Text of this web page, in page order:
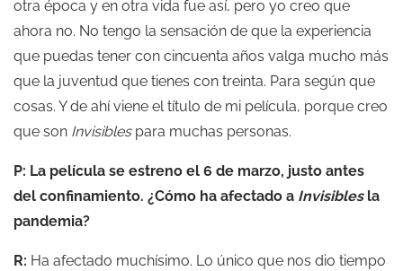
otra época y en otra vida fue así, pero yo creo que
ahora no. No tengo la sensación de que la experiencia
que puedas tener con cincuenta años valga mucho más
que la juventud que tienes con treinta. Para según que
cosas. Y de ahí viene el título de mi película, porque creo
que son Invisiblespara muchas personas.
P: La película se estreno el 6 de marzo, justo antes
del confinamiento. ¿Cómo ha afectado a Invisiblesla
pandemia?
R: Ha afectado muchísimo. Lo único que nos dio tiempo